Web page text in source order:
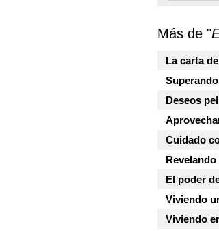
Más de "
La carta
Deseos
Cuidado
El poder
Viviendo
Viviendo